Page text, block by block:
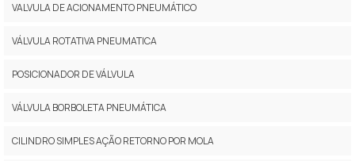
VALVULA DE ACIONAMENTO PNEUMÁTICO
VÁLVULA ROTATIVA PNEUMATICA
POSICIONADOR DE VÁLVULA
VÁLVULA BORBOLETA PNEUMÁTICA
CILINDRO SIMPLES AÇÃO RETORNO POR MOLA